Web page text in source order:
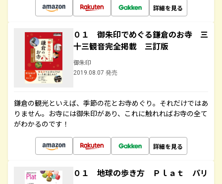
詳細を見る
０１ 御朱印でめぐる鎌倉のお寺 三
十三観音完全掲載 三訂版
御朱印
2019.08.07 発売
鎌倉の観光といえば、季節の花とお寺めぐり。それだけではあ
りません。お寺には御朱印があり、これに触れればお寺の全て
がわかるのです！
詳細を見る
０１ 地球の歩き方 Ｐｌａｔ パリ